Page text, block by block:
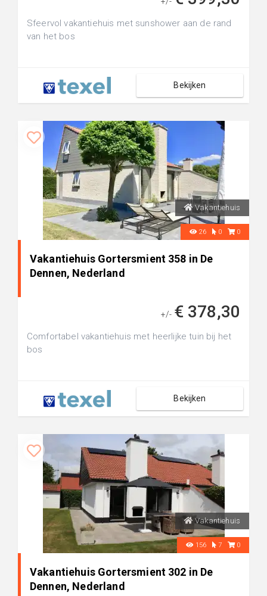
Sfeervol vakantiehuis met sunshower aan de rand
van het bos
Bekijken
Vakantiehuis
26 0 0
Vakantiehuis Gortersmient 358 in De
Dennen, Nederland
+/- € 378,30
Comfortabel vakantiehuis met heerlijke tuin bij het
bos
Bekijken
Vakantiehuis
156 7 0
Vakantiehuis Gortersmient 302 in De
Dennen, Nederland